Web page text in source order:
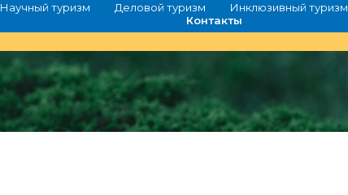
Научный туризм Деловой туризм Инклюзивный туризм
Контакты